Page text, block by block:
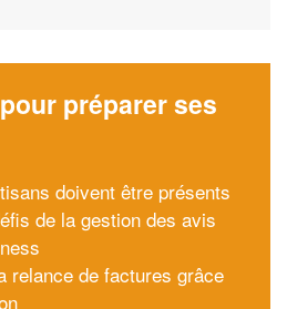
préparer ses
doivent être présents
de la gestion des avis
relance de factures grâce